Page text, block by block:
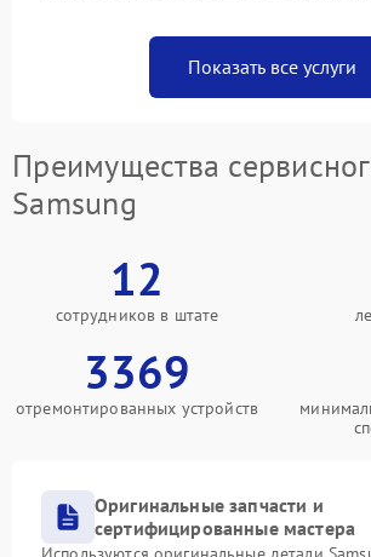
Показать все услуги
Преимущества
Samsung
12
сотрудников в штате
3369
отремонтированных устройств
Оригинальные запчасти и
сертифицированные мастера